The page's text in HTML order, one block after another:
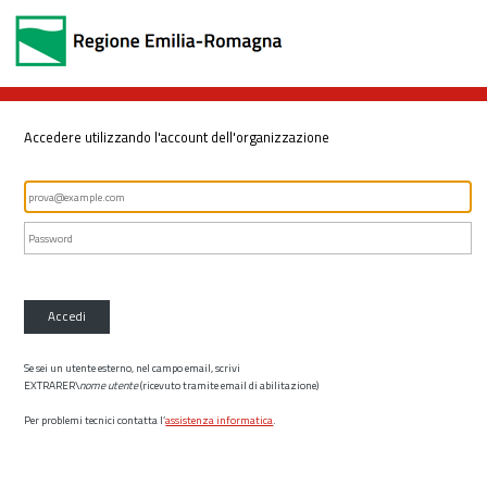
Accedere utilizzando l'account dell'organizzazione
Accedi
Se sei un utente esterno, nel campo email, scrivi
EXTRARER\nome utente(ricevuto tramite email di abilitazione)
Per problemi tecnici contatta l’assistenza informatica.